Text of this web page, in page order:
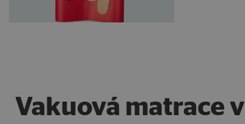
Vakuová matrace v